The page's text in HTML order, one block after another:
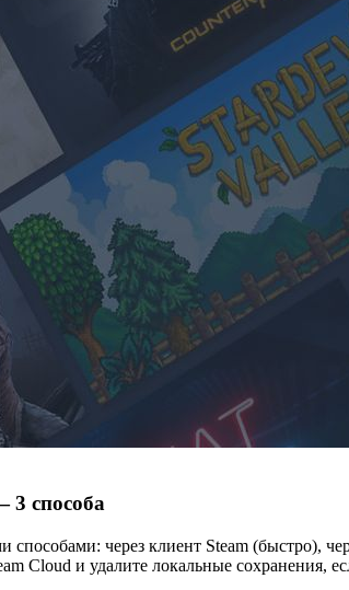
способа
через клиент Steam (быстро),
Cloud и удалите локальные сохранения,